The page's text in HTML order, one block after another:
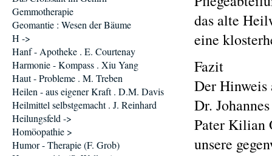
das alte
eine
Fazit
Der Hinweis
Dr.
Pater Kilian
unsere
Gemmotherapie
Geomantie : Wesen der Bäume
H ->
Hanf - Apotheke . E. Courtenay
Harmonie - Kompass . Xiu Yang
Haut - Probleme . M. Treben
Heilen - aus eigener Kraft . D.M. Davis
Heilmittel selbstgemacht . J. Reinhard
Heilungsfeld ->
Homöopathie >
Humor - Therapie (F. Grob)